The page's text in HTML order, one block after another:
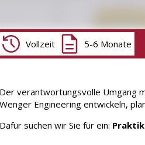
Vollzeit 5-6 Monate
Der verantwortungsvolle Umgang
Wenger Engineering entwickeln,
Dafür suchen wir Sie für ein: